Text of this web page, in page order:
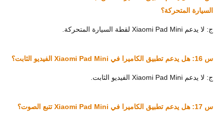
السيارة المتحركة؟
ج: لا يدعم Xiaomi Pad Mini لقطة السيارة المتحركة.
س 16: هل يدعم تطبيق الكاميرا في Xiaomi Pad Mini الفيديو الثابت؟
ج: لا يدعم Xiaomi Pad Mini الفيديو الثابت.
س 17: هل يدعم تطبيق الكاميرا في Xiaomi Pad Mini تتبع الصوت؟